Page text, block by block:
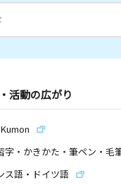
活動の広がり
字・かきかた・筆ペン・毛
ス語・ドイツ語